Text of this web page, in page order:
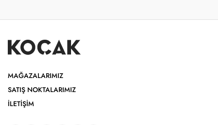
MAĞAZALARIMIZ
SATIŞ NOKTALARIMIZ
İLETIŞIM